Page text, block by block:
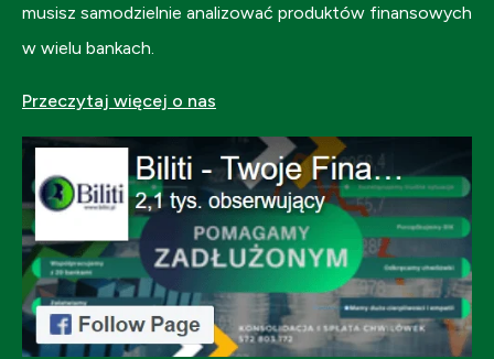
musisz samodzielnie analizować produktów finansowych
w wielu bankach.
Przeczytaj więcej o nas